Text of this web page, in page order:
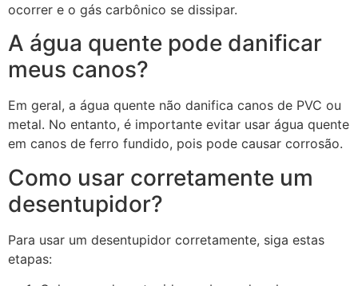
ocorrer e o gás carbônico se dissipar.
A água quente pode danificar
meus canos?
Em geral, a água quente não danifica canos de PVC ou
metal. No entanto, é importante evitar usar água quente
em canos de ferro fundido, pois pode causar corrosão.
Como usar corretamente um
desentupidor?
Para usar um desentupidor corretamente, siga estas
etapas: